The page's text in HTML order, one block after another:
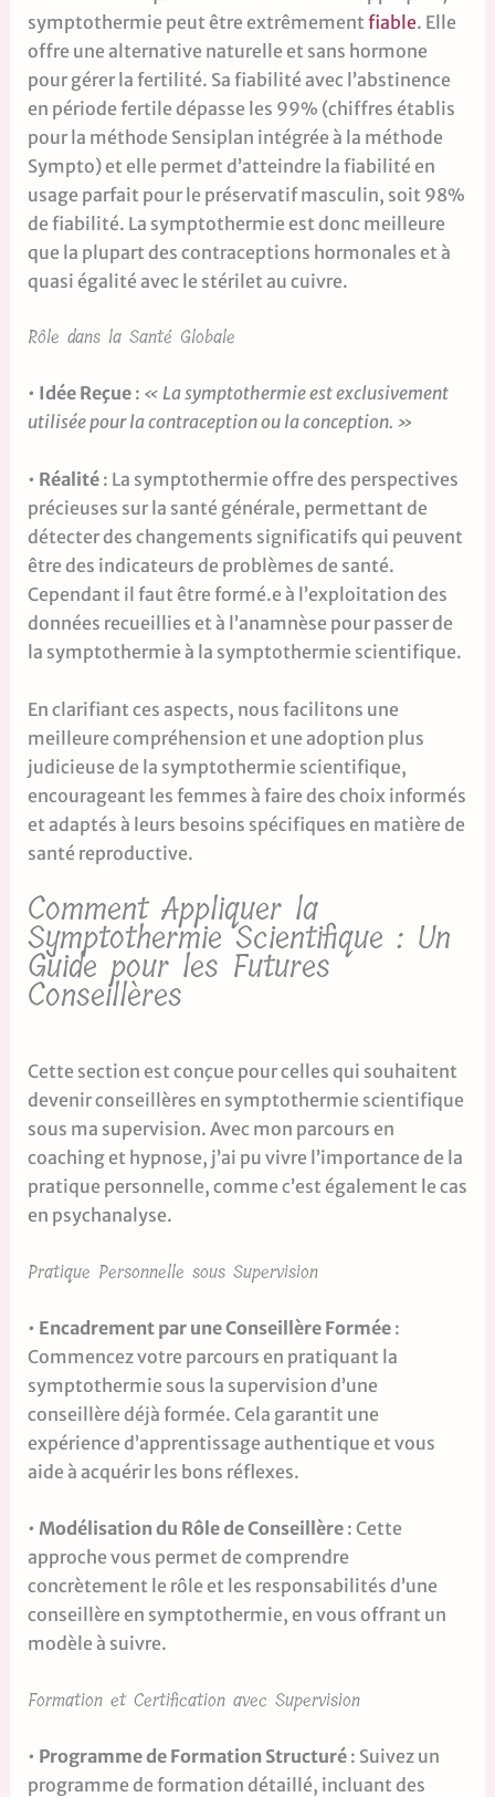
symptothermie peut être extrêmement fiable. Elle
offre une alternative naturelle et sans hormone
pour gérer la fertilité. Sa fiabilité avec l’abstinence
en période fertile dépasse les 99% (chiffres établis
pour la méthode Sensiplan intégrée à la méthode
Sympto) et elle permet d’atteindre la fiabilité en
usage parfait pour le préservatif masculin, soit 98%
de fiabilité. La symptothermie est donc meilleure
que la plupart des contraceptions hormonales et à
quasi égalité avec le stérilet au cuivre.
Rôle dans la Santé Globale
• Idée Reçue: « La symptothermie est exclusivement
utilisée pour la contraception ou la conception. »
• Réalité: La symptothermie offre des perspectives
précieuses sur la santé générale, permettant de
détecter des changements significatifs qui peuvent
être des indicateurs de problèmes de santé.
Cependant il faut être formé.e à l’exploitation des
données recueillies et à l’anamnèse pour passer de
la symptothermie à la symptothermie scientifique.
En clarifiant ces aspects, nous facilitons une
meilleure compréhension et une adoption plus
judicieuse de la symptothermie scientifique,
encourageant les femmes à faire des choix informés
et adaptés à leurs besoins spécifiques en matière de
santé reproductive.
Comment Appliquer la
Symptothermie Scientifique : Un
Guide pour les Futures
Conseillères
Cette section est conçue pour celles qui souhaitent
devenir conseillères en symptothermie scientifique
sous ma supervision. Avec mon parcours en
coaching et hypnose, j’ai pu vivre l’importance de la
pratique personnelle, comme c’est également le cas
en psychanalyse.
Pratique Personnelle sous Supervision
• Encadrement par une Conseillère Formée:
Commencez votre parcours en pratiquant la
symptothermie sous la supervision d’une
conseillère déjà formée. Cela garantit une
expérience d’apprentissage authentique et vous
aide à acquérir les bons réflexes.
• Modélisation du Rôle de Conseillère: Cette
approche vous permet de comprendre
concrètement le rôle et les responsabilités d’une
conseillère en symptothermie, en vous offrant un
modèle à suivre.
Formation et Certification avec Supervision
• Programme de Formation Structuré: Suivez un
programme de formation détaillé, incluant des